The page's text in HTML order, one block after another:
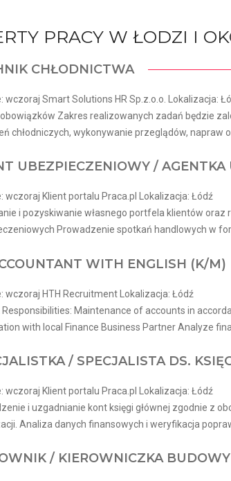
PRACY W ŁODZI I
CHŁODNICTWA
wczoraj Smart Solutions HR Sp.z.o.o. Lokalizacja:
Zakres realizowanych zadań będzie
chłodniczych, wykonywanie przeglądów, napraw
UBEZPIECZENIOWY /
wczoraj Klient portalu Praca.pl Lokalizacja: Łódź
i pozyskiwanie własnego portfela klientów
Prowadzenie spotkań handlowych w
WITH ENGLISH (K/M)
wczoraj HTH Recruitment Lokalizacja: Łódź
Responsibilities: Maintenance of accounts in
with local Finance Business Partner Analyze
/ SPECJALISTA DS.
wczoraj Klient portalu Praca.pl Lokalizacja: Łódź
i uzgadnianie kont księgi głównej zgodnie z
Analiza danych finansowych i weryfikacja
/ KIEROWNICZKA